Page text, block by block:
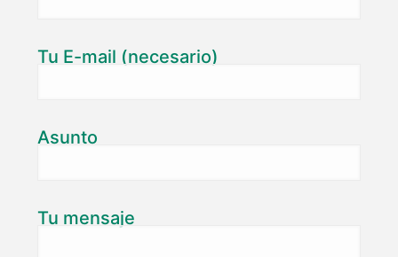
Tu E-mail (necesario)
Asunto
Tu mensaje